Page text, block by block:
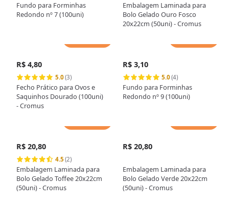
Fundo para Forminhas
Redondo nº 7 (100uni)
Embalagem Laminada para
Bolo Gelado Ouro Fosco
20x22cm (50uni) - Cromus
R$ 4,80
5.0(3)
Fecho Prático para Ovos e
Saquinhos Dourado (100uni)
- Cromus
R$ 3,10
5.0(4)
Fundo para Forminhas
Redondo nº 9 (100uni)
R$ 20,80
4.5 (2)
Embalagem Laminada para
Bolo Gelado Toffee 20x22cm
(50uni) - Cromus
R$ 20,80
Embalagem Laminada para
Bolo Gelado Verde 20x22cm
(50uni) - Cromus